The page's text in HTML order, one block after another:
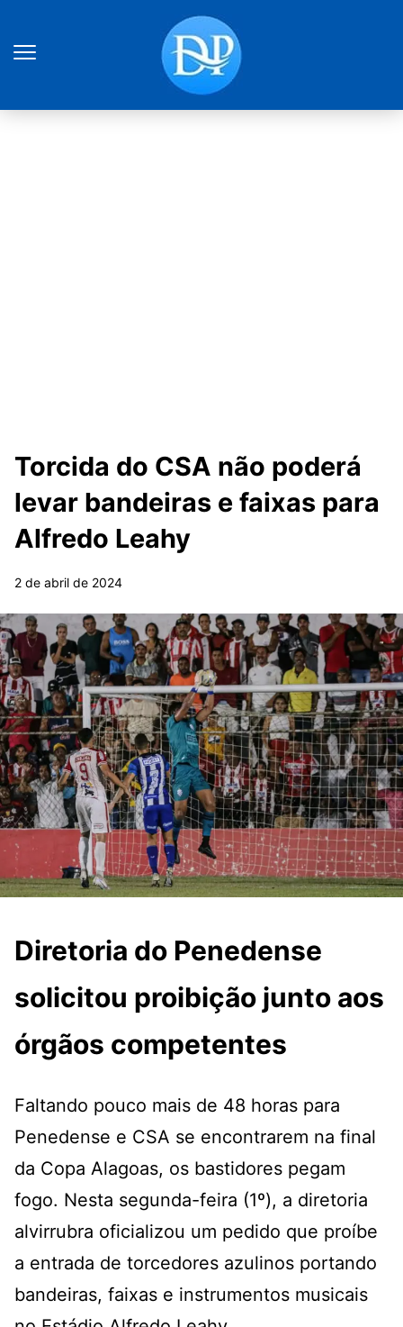
Torcida do CSA não poderá
levar bandeiras e faixas para
Alfredo Leahy
2 de abril de 2024
Diretoria do Penedense
solicitou proibição junto aos
órgãos competentes
Faltando pouco mais de 48 horas para
Penedense e CSA se encontrarem na final
da Copa Alagoas, os bastidores pegam
fogo. Nesta segunda-feira (1º), a diretoria
alvirrubra oficializou um pedido que proíbe
a entrada de torcedores azulinos portando
bandeiras, faixas e instrumentos musicais